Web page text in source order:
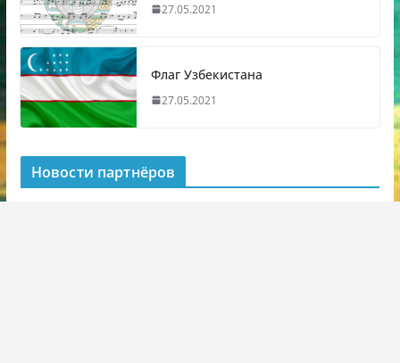
27.05.2021
Флаг Узбекистана
27.05.2021
Новости партнёров